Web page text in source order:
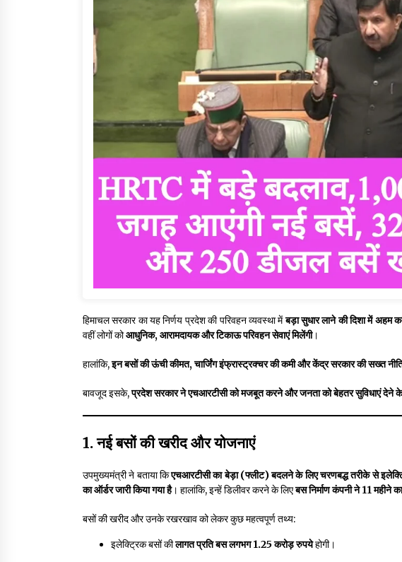
हिमाचल सरकार का यह निर्णय प्रदेश की परिवहन व्यवस्था मेंबड़ा सुधार लाने की दिशा में अहम
वहीं लोगों कोआधुनिक, आरामदायक और टिकाऊ परिवहन सेवाएं मिलेंगी।
हालांकि,इन बसों की ऊंची कीमत, चार्जिंग इंफ्रास्ट्रक्चर की कमी और केंद्र सरकार की सख्त
बावजूद इसके,प्रदेश सरकार ने एचआरटीसी को मजबूत करने और जनता को बेहतर सुविधाएं देने के
1. नई बसों की खरीद और योजनाएं
उपमुख्यमंत्री ने बताया किएचआरटीसी का बेड़ा (फ्लीट) बदलने के लिए चरणबद्ध तरीके से
का ऑर्डर जारी किया गया है। हालांकि, इन्हें डिलीवर करने के लिएबस निर्माण कंपनी ने 11 महीने
बसों की खरीद और उनके रखरखाव को लेकर कुछ महत्वपूर्ण तथ्य:
इलेक्ट्रिक बसों कीलागत प्रति बस लगभग 1.25 करोड़ रुपयेहोगी।